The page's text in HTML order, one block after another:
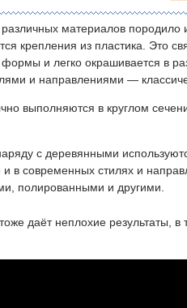
материалов породило
крепления из пластика. Это
и легко окрашивается в
и направлениями —
выполняются в круглом
с деревянными
в современных стилях и
полированными и другими.
даёт неплохие результаты, в